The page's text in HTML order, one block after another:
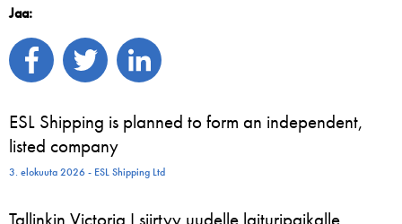
Jaa:
ESL Shipping is planned to form an independent,
listed company
3. elokuuta 2026 - ESL Shipping Ltd
Tallinkin Victoria I siirtyy uudelle laituripaikalle